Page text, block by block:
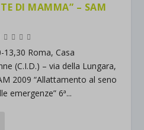
DI MAMMA” – SAM
Roma, Casa
(C.I.D.) – via della Lungara,
2009 “Allattamento al seno
emergenze” 6ª...